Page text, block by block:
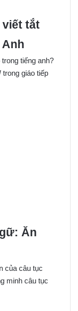
viết tắt
tiếng anh?
giáo tiếp
Ăn
của câu tục
minh câu tục